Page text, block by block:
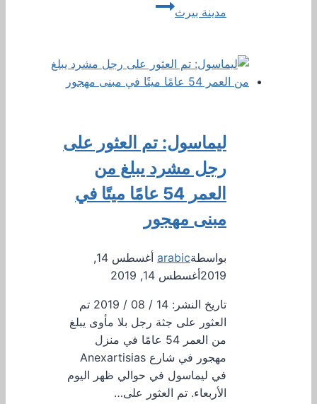
مدينة بيرث
ليماسول: تم العثور على
رجل مشرد يبلغ من
العمر 54 عامًا ميتًا في
مبنى مهجور
بواسطةarabic
أغسطس 14,
2019أغسطس 14, 2019
تاريخ النشر: 14 / 08 / 2019 تم
العثور على جثة رجل بلا مأوى يبلغ
من العمر 54 عامًا في منزل
مهجور في شارع Anexartisias
في ليماسول في حوالي ظهر اليوم
الأربعاء. تم العثور على…